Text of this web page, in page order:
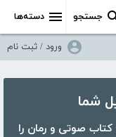
دسته‌ها جستجو
ورود / ثبت نام
بیش از ۵۰،۰۰۰ کتاب، کتاب صوتی و رمان را